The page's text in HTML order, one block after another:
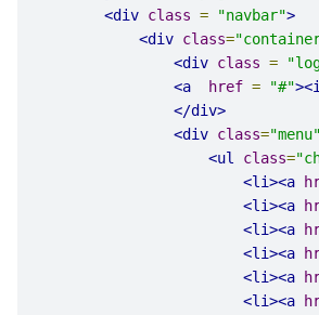
<div class = "navbar">
<div class=
<div class =
<a
href = "#"
</div>
<div class="menu"
<ul
class=
<li><a
<li><a
<li><a
<li><a
<li><a
<li><a